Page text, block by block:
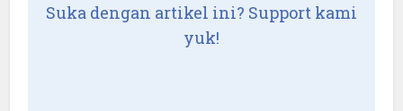
Suka dengan artikel ini? Support kami
yuk!